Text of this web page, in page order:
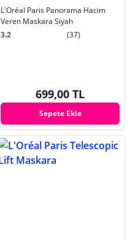
L'Oréal Paris Panorama Hacim
Veren Maskara Siyah
3.2
(37)
699,00 TL
Sepete Ekle